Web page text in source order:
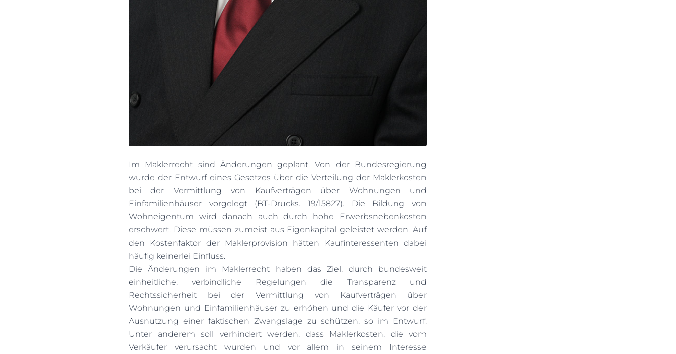
Im Maklerrecht sind Änderungen geplant. Von der Bundesregierung
wurde der Entwurf eines Gesetzes über die Verteilung der Maklerkosten
bei der Vermittlung von Kaufverträgen über Wohnungen und
Einfamilienhäuser vorgelegt (BT-Drucks. 19/15827). Die Bildung von
Wohneigentum wird danach auch durch hohe Erwerbsnebenkosten
erschwert. Diese müssen zumeist aus Eigenkapital geleistet werden. Auf
den Kostenfaktor der Maklerprovision hätten Kaufinteressenten dabei
häufig keinerlei Einfluss.
Die Änderungen im Maklerrecht haben das Ziel, durch bundesweit
einheitliche, verbindliche Regelungen die Transparenz und
Rechtssicherheit bei der Vermittlung von Kaufverträgen über
Wohnungen und Einfamilienhäuser zu erhöhen und die Käufer vor der
Ausnutzung einer faktischen Zwangslage zu schützen, so im Entwurf.
Unter anderem soll verhindert werden, dass Maklerkosten, die vom
Verkäufer verursacht wurden und vor allem in seinem Interesse